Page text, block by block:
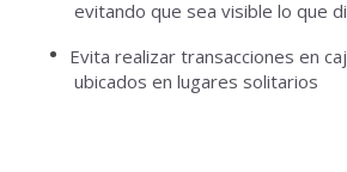
evitando que sea visible lo que
Evita realizar transacciones en
ubicados en lugares solitarios